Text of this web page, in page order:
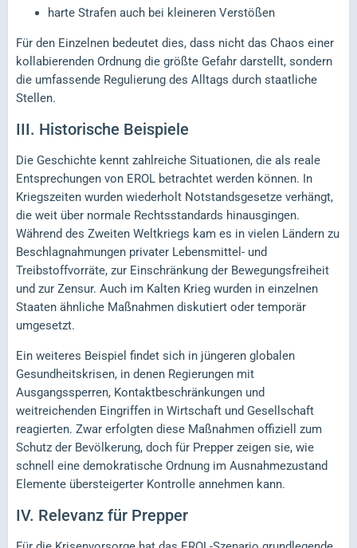
harte Strafen auch bei kleineren Verstößen
Für den Einzelnen bedeutet dies, dass nicht das Chaos einer
kollabierenden Ordnung die größte Gefahr darstellt, sondern
die umfassende Regulierung des Alltags durch staatliche
Stellen.
III. Historische Beispiele
Die Geschichte kennt zahlreiche Situationen, die als reale
Entsprechungen von EROL betrachtet werden können. In
Kriegszeiten wurden wiederholt Notstandsgesetze verhängt,
die weit über normale Rechtsstandards hinausgingen.
Während des Zweiten Weltkriegs kam es in vielen Ländern zu
Beschlagnahmungen privater Lebensmittel- und
Treibstoffvorräte, zur Einschränkung der Bewegungsfreiheit
und zur Zensur. Auch im Kalten Krieg wurden in einzelnen
Staaten ähnliche Maßnahmen diskutiert oder temporär
umgesetzt.
Ein weiteres Beispiel findet sich in jüngeren globalen
Gesundheitskrisen, in denen Regierungen mit
Ausgangssperren, Kontaktbeschränkungen und
weitreichenden Eingriffen in Wirtschaft und Gesellschaft
reagierten. Zwar erfolgten diese Maßnahmen offiziell zum
Schutz der Bevölkerung, doch für Prepper zeigen sie, wie
schnell eine demokratische Ordnung im Ausnahmezustand
Elemente übersteigerter Kontrolle annehmen kann.
IV. Relevanz für Prepper